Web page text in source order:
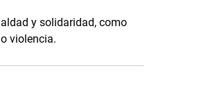
y solidaridad, como
violencia.